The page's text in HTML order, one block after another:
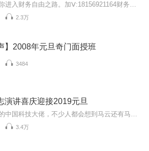
2.3万
】2008年元旦奇门面授班
3484
演讲喜庆迎接2019元旦
3.4万